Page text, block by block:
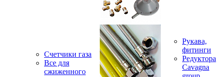
Счетчики газа
Все для
сжиженного
Рукава,
фитинги
Редуктора
Cavagna